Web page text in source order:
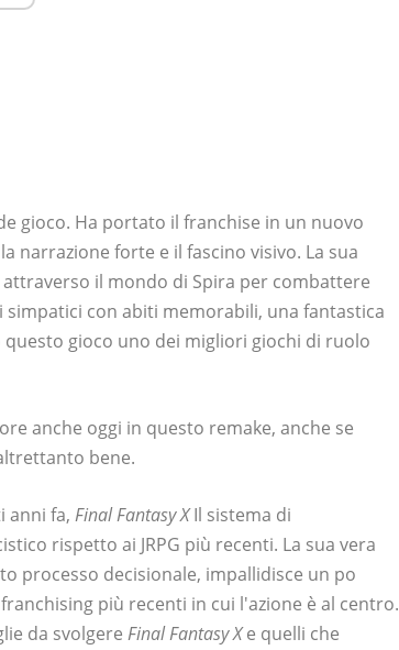
gioco. Ha portato il franchise in un nuovo
narrazione forte e il fascino visivo. La sua
il mondo di Spira per combattere
simpatici con abiti memorabili, una fantastica
gioco uno dei migliori giochi di ruolo
anche oggi in questo remake, anche se
bene.
anni fa, Final Fantasy XIl sistema di
rispetto ai JRPG più recenti. La sua vera
processo decisionale, impallidisce un po
più recenti in cui l'azione è al centro.
da svolgere Final Fantasy Xe quelli che